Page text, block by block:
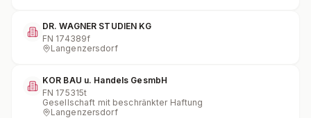
DR. WAGNER STUDIEN KG
FN 174389f
Langenzersdorf
KOR BAU u. Handels GesmbH
FN 175315t
Gesellschaft mit beschränkter Haftung
Langenzersdorf